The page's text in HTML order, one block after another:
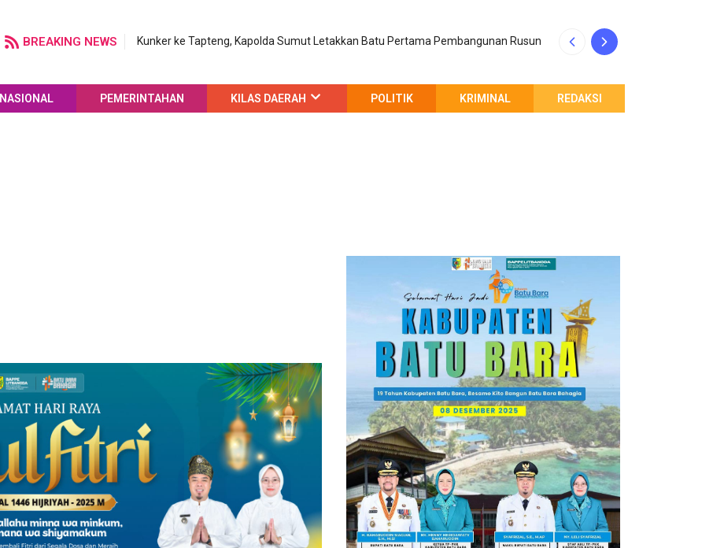
BREAKING NEWS Kunker ke Tapteng, Kapolda Sumut Letakkan Batu Pertama Pembangunan Rusun
NASIONAL PEMERINTAHAN KILAS DAERAH POLITIK KRIMINAL REDAKSI